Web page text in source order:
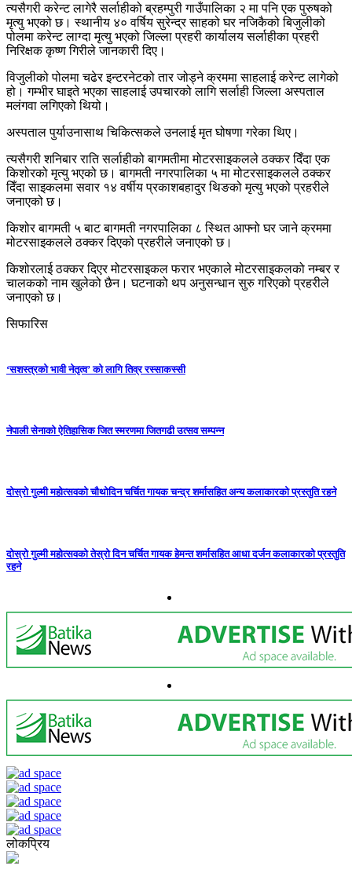
त्यसैगरी करेन्ट लागेरै सर्लाहीको ब्रहम्पुरी गाउँपालिका २ मा पनि एक पुरुषको
मृत्यु भएको छ। स्थानीय ४० वर्षिय सुरेन्द्र साहको घर नजिकैको बिजुलीको
पोलमा करेन्ट लाग्दा मृत्यु भएको जिल्ला प्रहरी कार्यालय सर्लाहीका प्रहरी
निरिक्षक कृष्ण गिरीले जानकारी दिए।
विजुलीको पोलमा चढेर इन्टरनेटको तार जोड्ने क्रममा साहलाई करेन्ट लागेको
हो। गम्भीर घाइते भएका साहलाई उपचारको लागि सर्लाही जिल्ला अस्पताल
मलंगवा लगिएको थियो।
अस्पताल पुर्याउनासाथ चिकित्सकले उनलाई मृत घोषणा गरेका थिए।
त्यसैगरी शनिबार राति सर्लाहीको बागमतीमा मोटरसाइकलले ठक्कर दिँदा एक
किशोरको मृत्यु भएको छ। बागमती नगरपालिका ५ मा मोटरसाइकलले ठक्कर
दिँदा साइकलमा सवार १४ वर्षीय प्रकाशबहादुर थिङको मृत्यु भएको प्रहरीले
जनाएको छ।
किशोर बागमती ५ बाट बागमती नगरपालिका ८ स्थित आफ्नो घर जाने क्रममा
मोटरसाइकलले ठक्कर दिएको प्रहरीले जनाएको छ।
किशोरलाई ठक्कर दिएर मोटरसाइकल फरार भएकाले मोटरसाइकलको नम्बर र
चालकको नाम खुलेको छैन। घटनाको थप अनुसन्धान सुरु गरिएको प्रहरीले
जनाएको छ।
सिफारिस
‘सशस्त्रको भावी नेतृत्व’ को लागि तिव्र रस्साकस्सी
नेपाली सेनाको ऐतिहासिक जित स्मरणमा जितगढी उत्सव सम्पन्न
दोस्रो गुल्मी महोत्सवको चौथोदिन चर्चित गायक चन्द्र शर्मासहित अन्य कलाकारको प्रस्तुति रहने
दोस्रो गुल्मी महोत्सवको तेस्रो दिन चर्चित गायक हेमन्त शर्मासहित आधा दर्जन कलाकारको प्रस्तुति
रहने
लोकप्रिय